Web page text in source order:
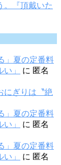
。『頂戴いた
」夏の定番料
」
に 匿名
にぎりは〝絶
」夏の定番料
」
に 匿名
」夏の定番料
」
に 匿名